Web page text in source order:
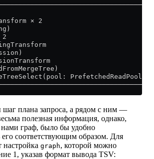
× 2
1 → 2
PrefetchedReadPool,
шаг плана запроса, а рядом с ним —
полезная информация, однако,
нами граф, было бы удобно
его соответствующим образом. Для
настройка graph, которой можно
1, указав формат вывода TSV: